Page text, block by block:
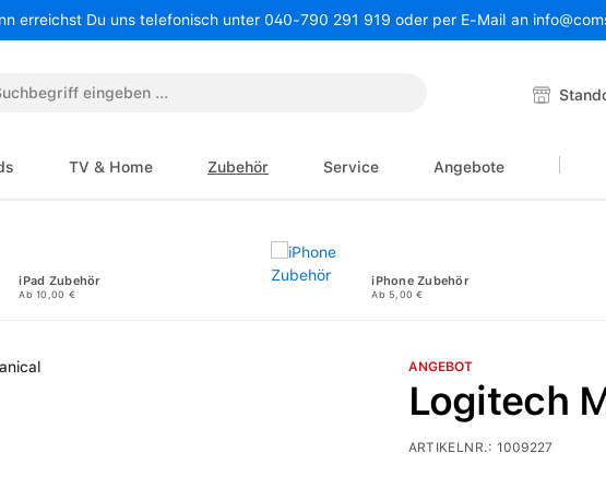
erreichst Du uns telefonisch unter 040-790 291 919 oder per E-Mail an
TV & Home Zubehör Service Angebote
iPad Zubehör
Ab 10,00 €
iPhone Zubehör
Ab 5,00 €
ANGEBOT
Logitech
ARTIKELNR.: 1009227